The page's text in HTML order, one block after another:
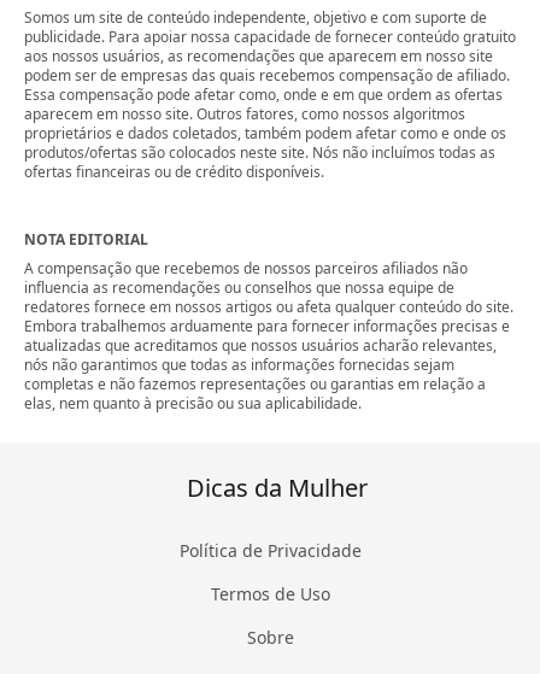
Somos um site de conteúdo independente, objetivo e com suporte de
publicidade. Para apoiar nossa capacidade de fornecer conteúdo gratuito
aos nossos usuários, as recomendações que aparecem em nosso site
podem ser de empresas das quais recebemos compensação de afiliado.
Essa compensação pode afetar como, onde e em que ordem as ofertas
aparecem em nosso site. Outros fatores, como nossos algoritmos
proprietários e dados coletados, também podem afetar como e onde os
produtos/ofertas são colocados neste site. Nós não incluímos todas as
ofertas financeiras ou de crédito disponíveis.
NOTA EDITORIAL
A compensação que recebemos de nossos parceiros afiliados não
influencia as recomendações ou conselhos que nossa equipe de
redatores fornece em nossos artigos ou afeta qualquer conteúdo do site.
Embora trabalhemos arduamente para fornecer informações precisas e
atualizadas que acreditamos que nossos usuários acharão relevantes,
nós não garantimos que todas as informações fornecidas sejam
completas e não fazemos representações ou garantias em relação a
elas, nem quanto à precisão ou sua aplicabilidade.
Dicas da Mulher
Política de Privacidade
Termos de Uso
Sobre